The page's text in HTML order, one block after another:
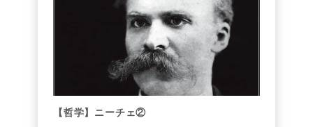
【哲学】ニーチェ②